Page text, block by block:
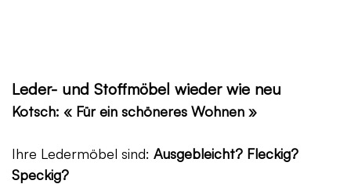
Leder- und Stoffmöbel wieder wie neu
Kotsch: « Für ein schöneres Wohnen »
Ihre Ledermöbel sind: Ausgebleicht? Fleckig?
Speckig?